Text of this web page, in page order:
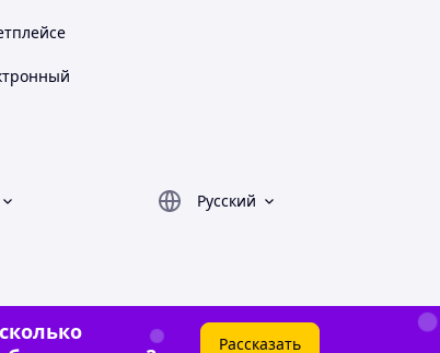
Русский
Рассказать